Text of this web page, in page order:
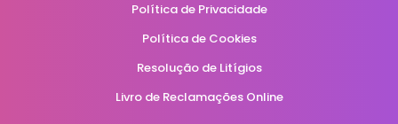
Política de Privacidade
Política de Cookies
Resolução de Litígios
Livro de Reclamações Online